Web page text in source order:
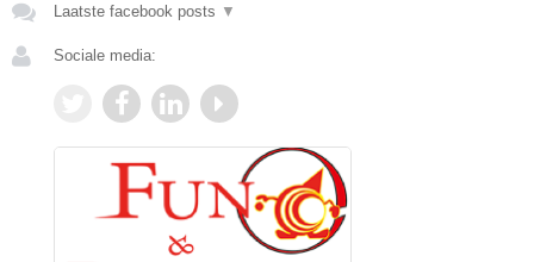
Laatste facebook posts ▼
Sociale media: